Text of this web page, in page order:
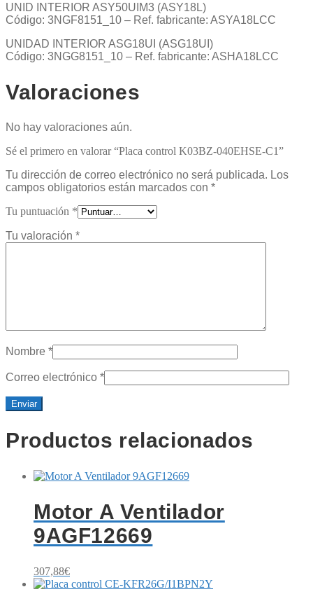
UNID INTERIOR ASY50UIM3 (ASY18L)
Código: 3NGF8151_10 – Ref. fabricante: ASYA18LCC
UNIDAD INTERIOR ASG18UI (ASG18UI)
Código: 3NGG8151_10 – Ref. fabricante: ASHA18LCC
Valoraciones
No hay valoraciones aún.
Sé el primero en valorar “Placa control K03BZ-040EHSE-C1”
Tu dirección de correo electrónico no será publicada. Los
campos obligatorios están marcados con *
Tu puntuación *
Tu valoración *
Nombre *
Correo electrónico *
Productos relacionados
Motor A Ventilador
9AGF12669
307,88€